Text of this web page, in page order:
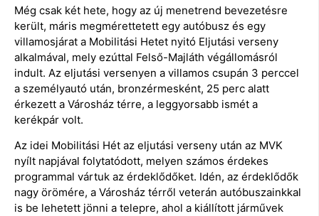
Még csak két hete, hogy az új menetrend bevezetésre
került, máris megmérettetett egy autóbusz és egy
villamosjárat a Mobilitási Hetet nyitó Eljutási verseny
alkalmával, mely ezúttal Felső-Majláth végállomásról
indult. Az eljutási versenyen a villamos csupán 3 perccel
a személyautó után, bronzérmesként, 25 perc alatt
érkezett a Városház térre, a leggyorsabb ismét a
kerékpár volt.
Az idei Mobilitási Hét az eljutási verseny után az MVK
nyílt napjával folytatódott, melyen számos érdekes
programmal vártuk az érdeklődőket. Idén, az érdeklődők
nagy örömére, a Városház térről veterán autóbuszainkkal
is be lehetett jönni a telepre, ahol a kiállított járművek